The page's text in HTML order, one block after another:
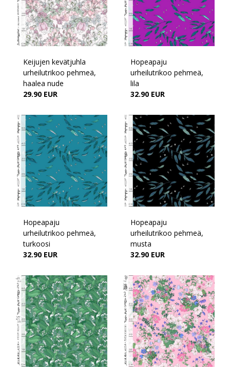
Keijujen kevätjuhla
urheilutrikoo pehmeä,
haalea nude
29.90 EUR
Hopeapaju
urheilutrikoo pehmeä,
lila
32.90 EUR
Hopeapaju
urheilutrikoo pehmeä,
turkoosi
32.90 EUR
Hopeapaju
urheilutrikoo pehmeä,
musta
32.90 EUR